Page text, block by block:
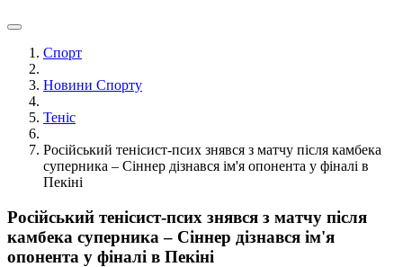
Спорт
Новини Спорту
Теніс
Російський тенісист-псих знявся з матчу після камбека
суперника – Сіннер дізнався ім'я опонента у фіналі в
Пекіні
Російський тенісист-псих знявся з матчу після
камбека суперника – Сіннер дізнався ім'я
опонента у фіналі в Пекіні